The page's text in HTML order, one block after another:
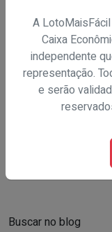
Buscar no blog
A
Caixa
independente
representação.
e serão